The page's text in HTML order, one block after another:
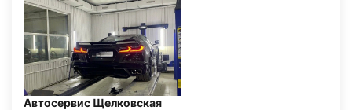
Автосервис Щелковская